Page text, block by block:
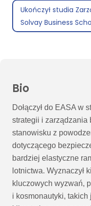
Ukończył studia
Solvay Business
Bio
Dołączył do EASA w
strategii i zarządzania
stanowisku z
dotyczącego
bardziej elastyczne
lotnictwa. Wyznaczył
kluczowych wyzwań,
i kosmonautyki, takich